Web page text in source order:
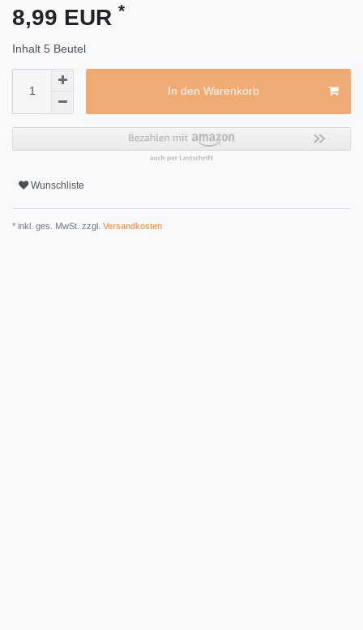
8,99 EUR *
Inhalt 5 Beutel
In den Warenkorb
Wunschliste
* inkl. ges. MwSt. zzgl. Versandkosten